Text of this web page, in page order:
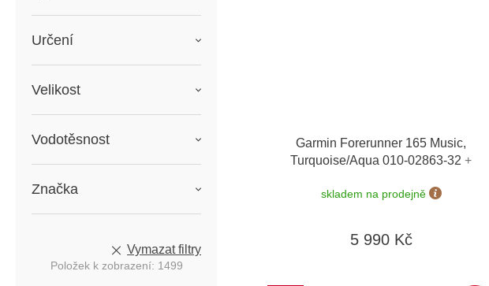
Určení
Velikost
Vodotěsnost
Značka
Vymazat filtry
Položek k zobrazení: 1499
Garmin Forerunner 165 Music,
Turquoise/Aqua 010-02863-32+
skladem na prodejně
5 990 Kč